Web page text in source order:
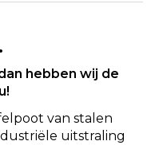
hebben wij de
van stalen
uitstraling